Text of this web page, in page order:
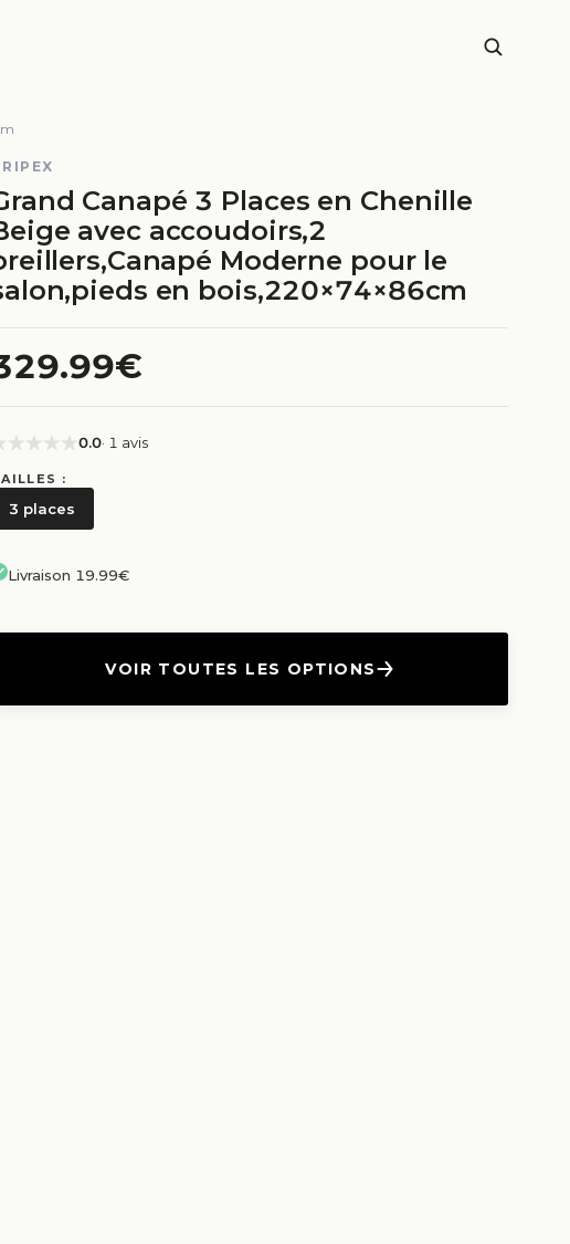
Canapé 3 Places en Chenille
avec accoudoirs,2
Moderne pour le
en bois,220×74×86cm
0.0· 1 avis
:
3 places
Livraison 19.99€
VOIR TOUTES LES OPTIONS